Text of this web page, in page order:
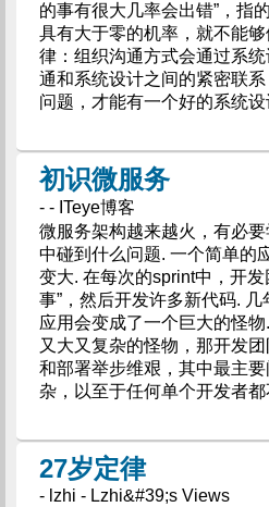
的事有很大几率会出错”，指
具有大于零的机率，就不能
律：组织沟通方式会通过系
通和系统设计之间的紧密联
问题，才能有一个好的系统设
初识微服务
- - ITeye博客
微服务架构越来越火，有必
中碰到什么问题. 一个简单的
变大. 在每次的sprint中，开发
事”，然后开发许多新代码.
应用会变成了一个巨大的怪
又大又复杂的怪物，那开发
和部署举步维艰，其中最主
杂，以至于任何单个开发者
27岁定律
- lzhi - Lzhi&#39;s Views